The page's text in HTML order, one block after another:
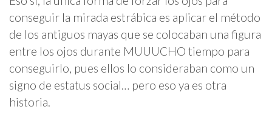
conseguir la mirada estrábica es aplicar el método
de los antiguos mayas que se colocaban una figura
entre los ojos durante MUUUCHO tiempo para
conseguirlo, pues ellos lo consideraban como un
signo de estatus social… pero eso ya es otra
historia.